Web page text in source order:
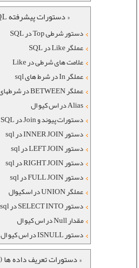
« دستورات پیشرفته SQL »
دستور شرطی Top در SQL
عملگر Like در SQL
علامت های شرطی در Like
عملگر In در شرط های sql
عملگر BETWEEN در شرطهای sql
Alias در اس کیو ال
دستورات پیوند و Join در SQL
دستور INNER JOIN در sql
دستور LEFT JOIN در sql
دستور RIGHT JOIN در sql
دستور FULL JOIN در sql
عملگر UNION در اسکیوال
دستور SELECT INTO در sql
مقدار Null در اس کیو ال
دستور ISNULL در اس کیو ال
« دستورات تعریف داده ها (DDL) »